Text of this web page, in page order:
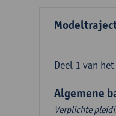
Deel 1 van
Algemene
Verplichte